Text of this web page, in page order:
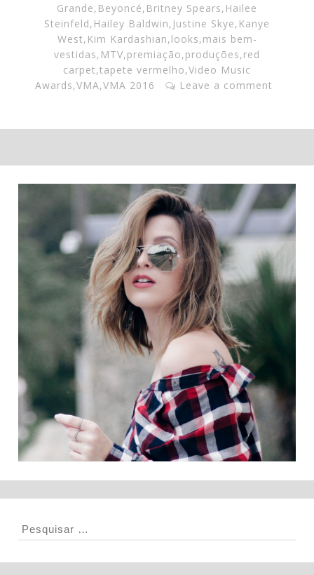
Grande, Beyoncé, Britney Spears, Hailee
Steinfeld, Hailey Baldwin, Justine Skye, Kanye
West, Kim Kardashian,looks,mais bem-
vestidas, MTV,premiação,produções,red
carpet,tapete vermelho,Video Music
Awards,VMA,VMA 2016 Leave a comment